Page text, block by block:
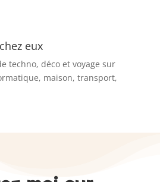
eux
techno, déco et voyage sur
maison, transport,